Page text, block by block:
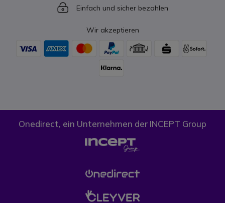
Icon
Einfach und sicher bezahlen
Wir akzeptieren
Onedirect, ein Unternehmen der INCEPT Group